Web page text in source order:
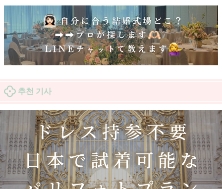
추천 기사